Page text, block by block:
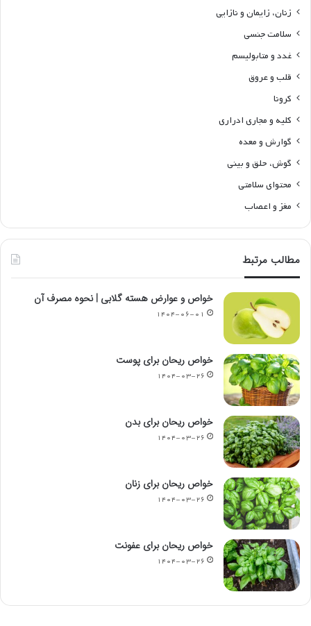
زنان، زایمان و نازایی
سلامت جنسی
غدد و متابولیسم
قلب و عروق
کرونا
کلیه و مجاری ادراری
گوارش و معده
گوش، حلق و بینی
محتوای سلامتی
مغز و اعصاب
مطالب مرتبط
خواص و عوارض هسته گلابی | نحوه مصرف آن
۱۴۰۴-۰۶-۰۱
خواص ریحان برای پوست
۱۴۰۴-۰۳-۲۶
خواص ریحان برای بدن
۱۴۰۴-۰۳-۲۶
خواص ریحان برای زنان
۱۴۰۴-۰۳-۲۶
خواص ریحان برای عفونت
۱۴۰۴-۰۳-۲۶